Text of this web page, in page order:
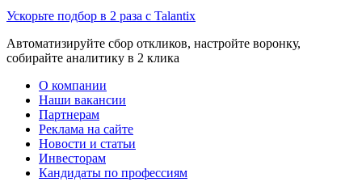
Ускорьте подбор в 2 раза с Talantix
Автоматизируйте сбор откликов, настройте воронку,
собирайте аналитику в 2 клика
О компании
Наши вакансии
Партнерам
Реклама на сайте
Новости и статьи
Инвесторам
Кандидаты по профессиям